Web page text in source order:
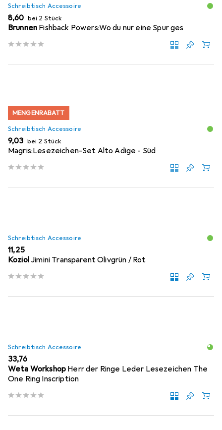
Schreibtisch Accessoire
EUR
8,60 bei 2 Stück
Brunnen Fishback Powers:Wo du nur eine Spur ges
MENGENRABATT
Schreibtisch Accessoire
EUR
9,03 bei 2 Stück
Magris:Lesezeichen-Set Alto Adige - Süd
Schreibtisch Accessoire
EUR
11,25
Koziol Jimini Transparent Olivgrün / Rot
Schreibtisch Accessoire
EUR
33,76
Weta Workshop Herr der Ringe Leder Lesezeichen The
One Ring Inscription